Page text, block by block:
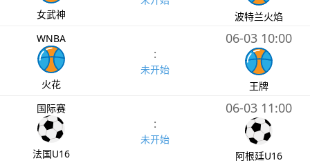
女武神
波特兰火焰
WNBA
火花
:
未开始
06-03 10:00
王牌
国际赛
法国U16
:
未开始
06-03 11:00
阿根廷U16